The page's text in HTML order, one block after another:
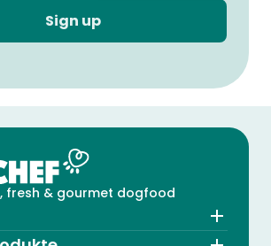
Sign up
fresh & gourmet dogfood